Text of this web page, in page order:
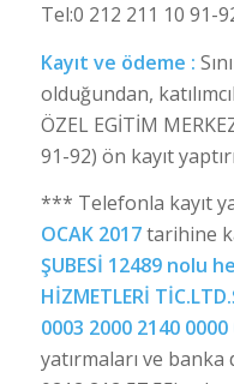
Tel:0 212 211 10 91-
Kayıt ve ödeme :
olduğundan,
ÖZEL EGİTİM
91-92) ön kayıt
*** Telefonla kayıt
OCAK 2017tarihine
ŞUBESİ 12489 nolu
HİZMETLERİ
0003 2000 2140 0000
yatırmaları ve banka